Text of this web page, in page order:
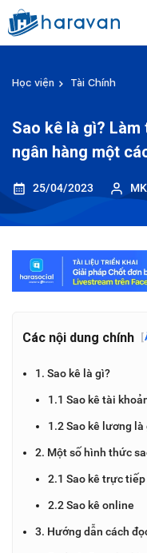
Học viện Tài Chính
Sao kê là gì?
ngân hàng một
25/04/2023
Các nội dung chính [
1. Sao kê là gì?
1.1 Sao kê tài
1.2 Sao kê lương là
2. Một số hình thức
2.1 Sao kê trực tiếp
2.2 Sao kê online
3. Hướng dẫn cách